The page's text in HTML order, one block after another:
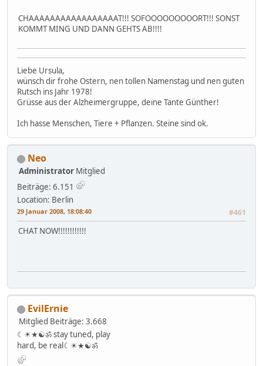
CHAAAAAAAAAAAAAAAAAT!!! SOFOOOOOOOOORT!!! SONST
KOMMT MING UND DANN GEHTS AB!!!!
Liebe Ursula,
wünsch dir frohe Ostern, nen tollen Namenstag und nen guten
Rutsch ins Jahr 1978!
Grüsse aus der Alzheimergruppe, deine Tante Günther!
Ich hasse Menschen, Tiere + Pflanzen. Steine sind ok.
Neo
Administrator Mitglied
Beiträge: 6.151
Location: Berlin
29 Januar 2008, 18:08:40 #461
CHAT NOW!!!!!!!!!!!!
EvilErnie
Mitglied Beiträge: 3.668
☾☀★☯ॐ stay tuned, play
hard, be real☾☀★☯ॐ